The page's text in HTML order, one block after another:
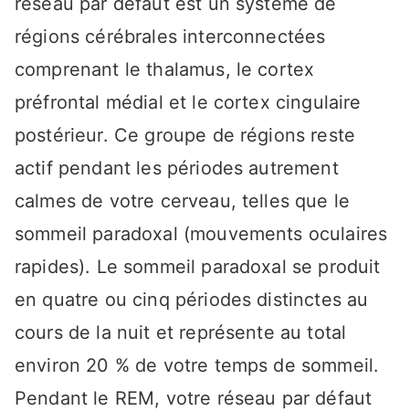
régions cérébrales interconnectées
comprenant le thalamus, le cortex
préfrontal médial et le cortex cingulaire
postérieur. Ce groupe de régions reste
actif pendant les périodes autrement
calmes de votre cerveau, telles que le
sommeil paradoxal (mouvements oculaires
rapides). Le sommeil paradoxal se produit
en quatre ou cinq périodes distinctes au
cours de la nuit et représente au total
environ 20 % de votre temps de sommeil.
Pendant le REM, votre réseau par défaut